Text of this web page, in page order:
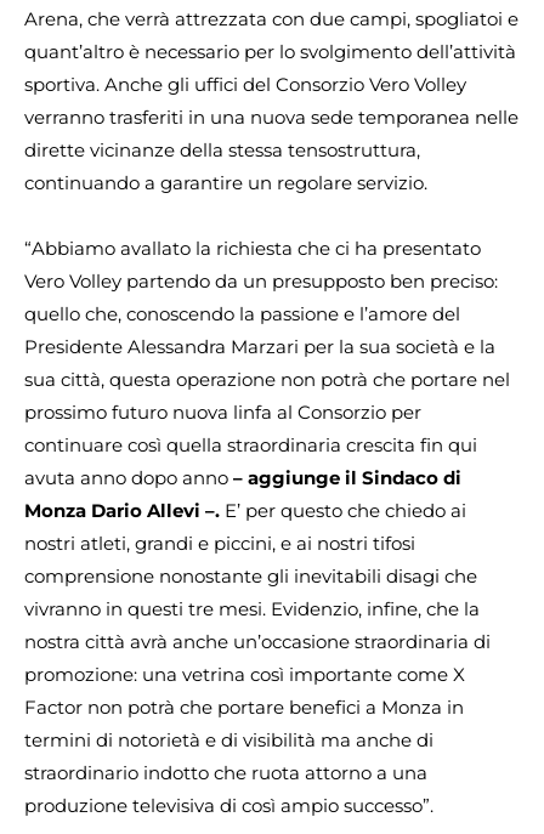
Arena, che verrà attrezzata con due campi, spogliatoi e
quant’altro è necessario per lo svolgimento dell’attività
sportiva. Anche gli uffici del Consorzio Vero Volley
verranno trasferiti in una nuova sede temporanea nelle
dirette vicinanze della stessa tensostruttura,
continuando a garantire un regolare servizio.
“Abbiamo avallato la richiesta che ci ha presentato
Vero Volley partendo da un presupposto ben preciso:
quello che, conoscendo la passione e l’amore del
Presidente Alessandra Marzari per la sua società e la
sua città, questa operazione non potrà che portare nel
prossimo futuro nuova linfa al Consorzio per
continuare così quella straordinaria crescita fin qui
avuta anno dopo anno – aggiunge il Sindaco di
Monza Dario Allevi –. E’ per questo che chiedo ai
nostri atleti, grandi e piccini, e ai nostri tifosi
comprensione nonostante gli inevitabili disagi che
vivranno in questi tre mesi. Evidenzio, infine, che la
nostra città avrà anche un’occasione straordinaria di
promozione: una vetrina così importante come X
Factor non potrà che portare benefici a Monza in
termini di notorietà e di visibilità ma anche di
straordinario indotto che ruota attorno a una
produzione televisiva di così ampio successo”.